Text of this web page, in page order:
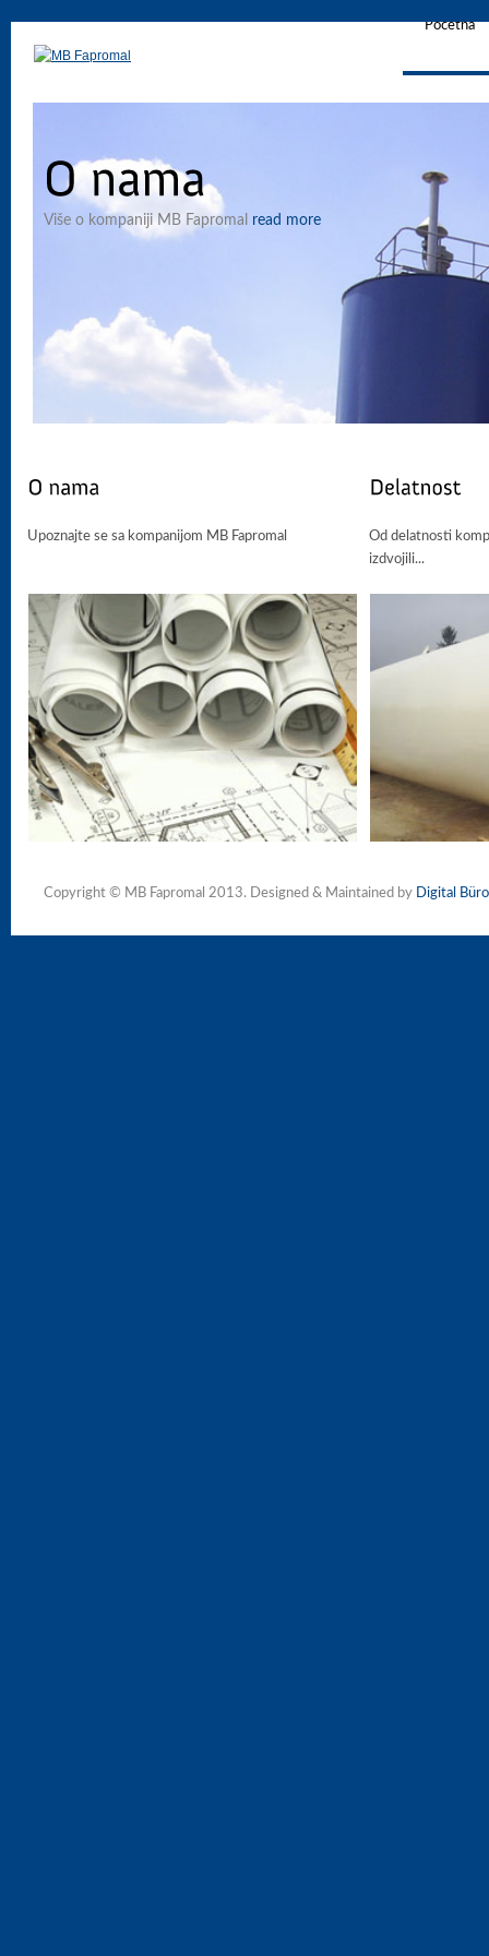
Početna
Upoznajte se sa kompanijom MB Fapromal
Od delatnosti
izdvojili...
Copyright © MB Fapromal 2013. Designed & Maintained by Digital Büro